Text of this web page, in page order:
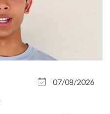
07/08/2026